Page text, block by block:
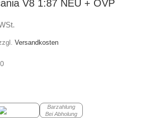
V8 1:87 NEU + OVP
Versandkosten
Barzahlung
Bei Abholung